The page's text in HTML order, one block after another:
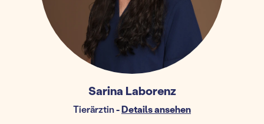
Sarina Laborenz
Tierärztin-Details ansehen